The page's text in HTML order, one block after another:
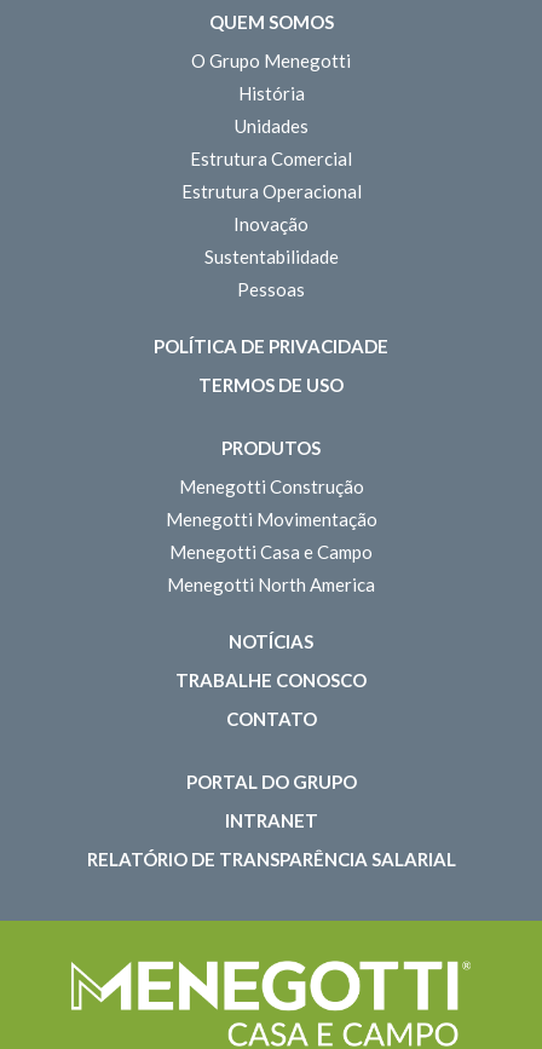
QUEM SOMOS
O Grupo Menegotti
História
Unidades
Estrutura Comercial
Estrutura Operacional
Inovação
Sustentabilidade
Pessoas
POLÍTICA DE PRIVACIDADE
TERMOS DE USO
PRODUTOS
Menegotti Construção
Menegotti Movimentação
Menegotti Casa e Campo
Menegotti North America
NOTÍCIAS
TRABALHE CONOSCO
CONTATO
PORTAL DO GRUPO
INTRANET
RELATÓRIO DE TRANSPARÊNCIA SALARIAL